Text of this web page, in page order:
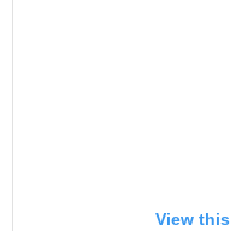
View